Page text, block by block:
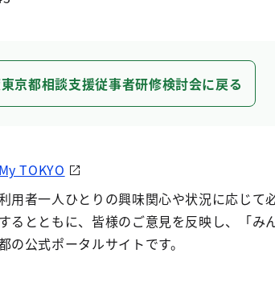
京都相談支援従事者研修検討会に戻る
My TOKYO
用者一人ひとりの興味関心や状況に応じて
するとともに、皆様のご意見を反映し、「み
の公式ポータルサイトです。